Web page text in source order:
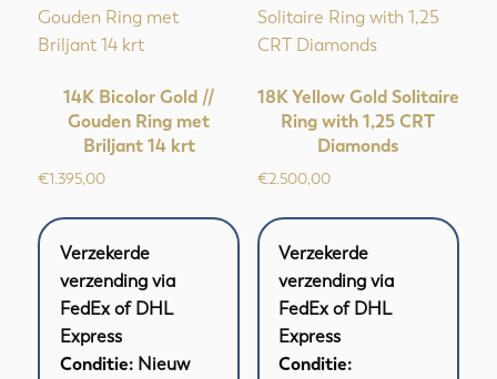
14K Bicolor Gold //
Gouden Ring met
Briljant 14 krt
€1.395,00
Verzekerde
verzending via
FedEx of DHL
Express
Conditie: Nieuw
18K Yellow Gold Solitaire
Ring with 1,25 CRT
Diamonds
€2.500,00
Verzekerde
verzending via
FedEx of DHL
Express
Conditie: